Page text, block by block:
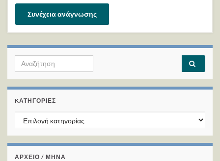
Συνέχεια ανάγνωσης
Search for:
KΑΤΗΓΟΡΊΕΣ
Kατηγορίες
ΑΡΧΕΙΟ / ΜΗΝΑ